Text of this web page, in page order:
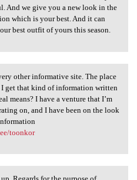
And we give you a new look in the
which is your best. And it can
best outfit of yours this season.
other
other informative site. The place
I get that kind of information written
means? I have a venture that I’m
on, and I have been on the look
toonkor